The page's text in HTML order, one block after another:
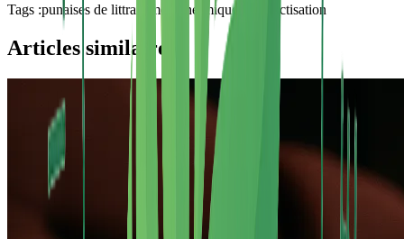
Tags :punaises de littraitement thermique désinsectisation
Articles similaires